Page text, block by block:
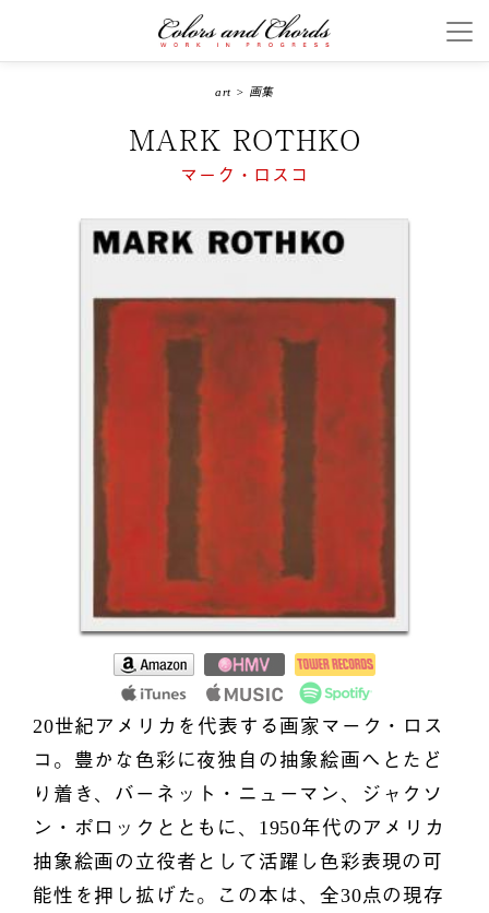
art > 画集
MARK ROTHKO
マーク・ロスコ
20世紀アメリカを代表する画家マーク・ロス
コ。豊かな色彩に夜独自の抽象絵画へとたど
り着き、バーネット・ニューマン、ジャクソ
ン・ポロックとともに、1950年代のアメリカ
抽象絵画の立役者として活躍し色彩表現の可
能性を押し拡げた。この本は、全30点の現存